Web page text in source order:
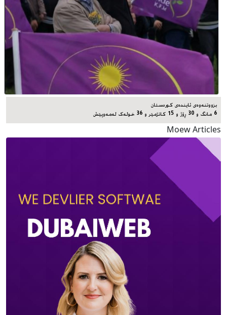
بزووتنەوەی ئایندەی کوردستان
6 مانگ و 30 ڕۆژ و 15 کاتژمێر و 36 خوله‌ک له‌مه‌وپێش‌
Moew Articles